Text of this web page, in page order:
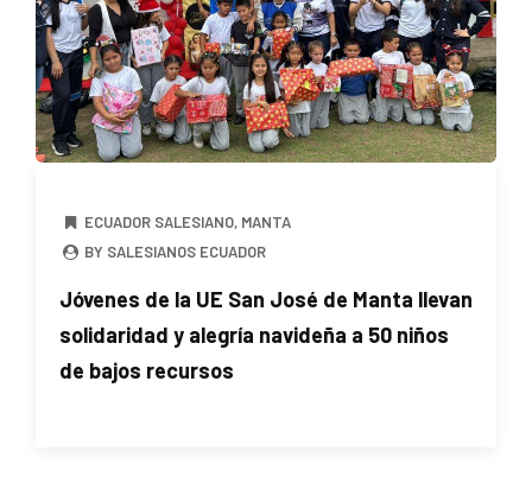
ECUADOR SALESIANO, MANTA
BY SALESIANOS ECUADOR
Jóvenes de la UE San José de Manta llevan
solidaridad y alegría navideña a 50 niños
de bajos recursos